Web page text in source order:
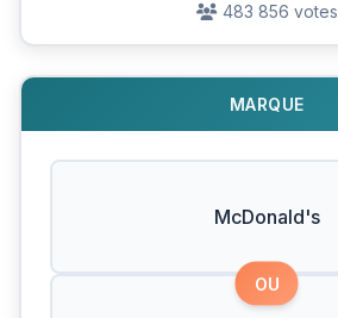
483 856 votes
MARQUE
McDonald's
OU